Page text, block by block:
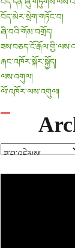
བོད་མེར་སྲེག་གཏོང་བ།
ཞི་བའི་གོམ་བགྲོད།
རྐང་འཁོར་སྐོར་སྐྱོད།
ལས་འགུལ།
ལོ་འཁོར་ལས་འགུལ།
Archives